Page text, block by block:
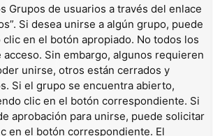
Grupos de usuarios a través del enlace
Si desea unirse a algún grupo, puede
en el botón apropiado. No todos los
Sin embargo, algunos requieren
unirse, otros están cerrados y
Si el grupo se encuentra abierto,
clic en el botón correspondiente. Si
aprobación para unirse, puede solicitar
en el botón correspondiente. El